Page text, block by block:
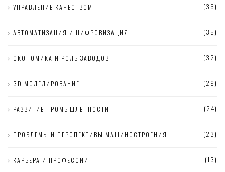
УПРАВЛЕНИЕ КАЧЕСТВОМ (35)
АВТОМАТИЗАЦИЯ И ЦИФРОВИЗАЦИЯ (35)
ЭКОНОМИКА И РОЛЬ ЗАВОДОВ (32)
3D МОДЕЛИРОВАНИЕ (29)
РАЗВИТИЕ ПРОМЫШЛЕННОСТИ (24)
ПРОБЛЕМЫ И ПЕРСПЕКТИВЫ МАШИНОСТРОЕНИЯ (23)
КАРЬЕРА И ПРОФЕССИИ (13)